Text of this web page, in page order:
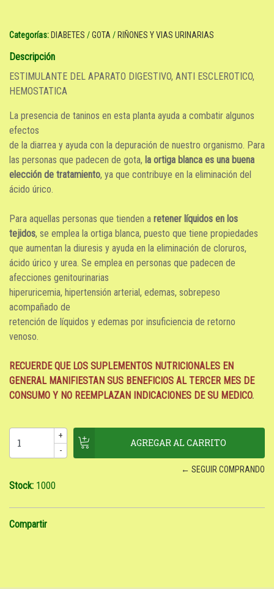
Categorías: DIABETES /GOTA / RIÑONES Y VIAS URINARIAS
Descripción
ESTIMULANTE DEL APARATO DIGESTIVO, ANTI ESCLEROTICO,
HEMOSTATICA
La presencia de taninos en esta planta ayuda a combatir algunos
efectos
de la diarrea y ayuda con la depuración de nuestro organismo. Para
las personas que padecen de gota, la ortiga blanca es una buena
elección de tratamiento, ya que contribuye en la eliminación del
ácido úrico.
Para aquellas personas que tienden a retener líquidos en los
tejidos, se emplea la ortiga blanca, puesto que tiene propiedades
que aumentan la diuresis y ayuda en la eliminación de cloruros,
ácido úrico y urea. Se emplea en personas que padecen de
afecciones genitourinarias
hiperuricemia, hipertensión arterial, edemas, sobrepeso
acompañado de
retención de líquidos y edemas por insuficiencia de retorno
venoso.
RECUERDE QUE LOS SUPLEMENTOS NUTRICIONALES EN
GENERAL MANIFIESTAN SUS BENEFICIOS AL TERCER MES DE
CONSUMO Y NO REEMPLAZAN INDICACIONES DE SU MEDICO.
+
-
← SEGUIR COMPRANDO
Stock: 1000
Compartir